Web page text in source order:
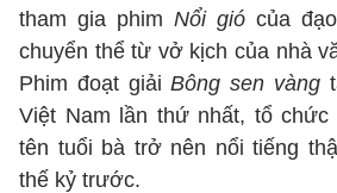
tham gia phim Nổi gió của
chuyển thể từ vở kịch của nhà
Phim đoạt giảiBông sen vàng
Việt Nam lần thứ nhất, tổ
tên tuổi bà trở nên nổi tiếng
thế kỷ trước.